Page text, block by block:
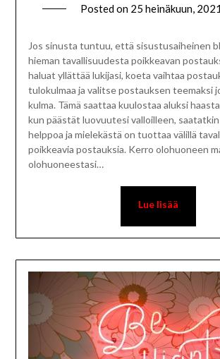
Posted on 25 heinäkuun, 2021
Jos sinusta tuntuu, että sisustusaiheinen
hieman tavallisuudesta poikkeavan
haluat yllättää lukijasi, koeta vaihtaa
tulokulmaa ja valitse postauksen teemaksi
kulma. Tämä saattaa kuulostaa aluksi
kun päästät luovuutesi valloilleen,
helppoa ja mielekästä on tuottaa välillä
poikkeavia postauksia. Kerro olohuoneen
olohuoneestasi…